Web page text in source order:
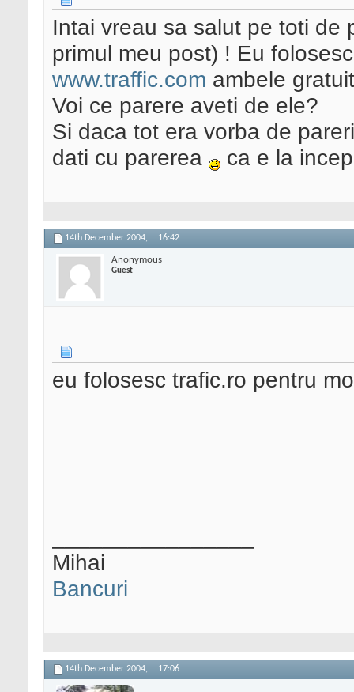
Intai vreau sa salut pe toti de
primul meu post) ! Eu
www.traffic.com ambele
Voi ce parere aveti de ele?
Si daca tot era vorba de
dati cu parerea
ca e la
14th December 2004, 16:42
Anonymous
Guest
eu folosesc trafic.ro pentru
Mihai
Bancuri
14th December 2004, 17:06